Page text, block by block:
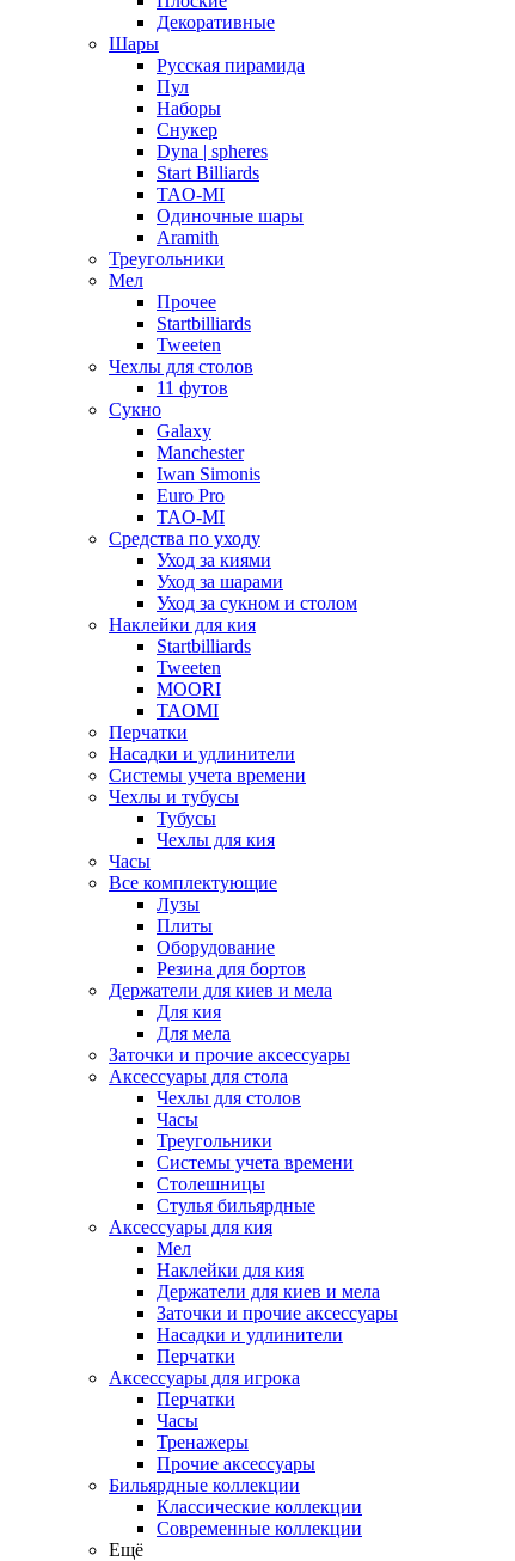
Декоративные
Шары
Русская пирамида
Пул
Наборы
Снукер
Dyna | spheres
Start Billiards
TAO-MI
Одиночные шары
Aramith
Треугольники
Мел
Прочее
Startbilliards
Tweeten
Чехлы для столов
11 футов
Сукно
Galaxy
Manchester
Iwan Simonis
Euro Pro
TAO-MI
Средства по уходу
Уход за киями
Уход за шарами
Уход за сукном и столом
Наклейки для кия
Startbilliards
Tweeten
MOORI
TAOMI
Перчатки
Насадки и удлинители
Системы учета времени
Чехлы и тубусы
Тубусы
Чехлы для кия
Часы
Все комплектующие
Лузы
Плиты
Оборудование
Резина для бортов
Держатели для киев и мела
Для кия
Для мела
Заточки и прочие аксессуары
Аксессуары для стола
Чехлы для столов
Часы
Треугольники
Системы учета времени
Столешницы
Стулья бильярдные
Аксессуары для кия
Мел
Наклейки для кия
Держатели для киев и мела
Заточки и прочие аксессуары
Насадки и удлинители
Перчатки
Аксессуары для игрока
Перчатки
Часы
Тренажеры
Прочие аксессуары
Бильярдные коллекции
Классические коллекции
Современные коллекции
Ещё